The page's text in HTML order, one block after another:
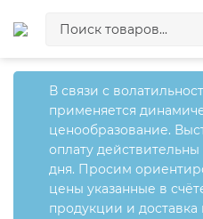
В связи с
применяется
ценообразование.
оплату
дня. Просим
цены указанные в
продукции и доставка